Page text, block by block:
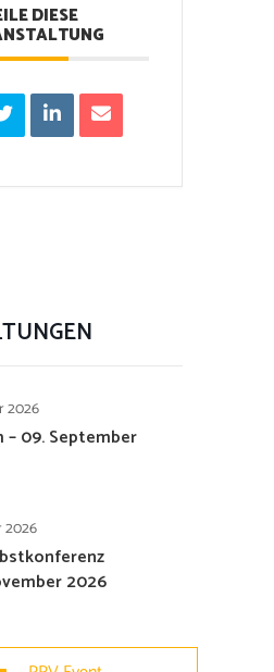
DIESE
2026
– 09. September
2026
2026